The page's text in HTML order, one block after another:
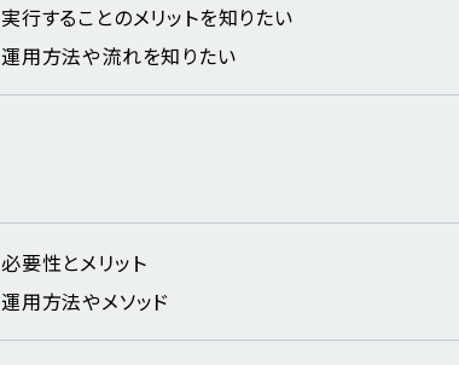
行することのメリットを知りたい
用方法や流れを知りたい
要性とメリット
用方法やメソッド